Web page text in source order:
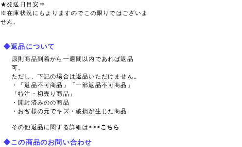
★発送日目安⇒
※在庫状況にもよりますのでこの限りではございま
せん。
◆返品について
原則商品到着から一週間以内であれば返品
可。
ただし、下記の場合は返品いただけません。
・「返品不可商品」「一部返品不可商品」
「特注・切売り商品」
・開封済みのの商品
・お客様の元でキズ・破損が生じた商品
その他返品に関する詳細は>>>こちら
◆この商品のお問い合わせ